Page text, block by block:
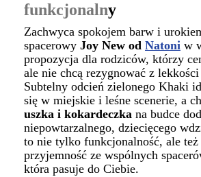
funkcjonalny
Zachwyca spokojem barw i
spacerowy Joy New od Natoni w
propozycja dla rodziców, którzy
ale nie chcą rezygnować z
Subtelny odcień zielonego Khaki
się w miejskie i leśne scenerie, a
uszka i kokardeczka na budce
niepowtarzalnego, dziecięcego
to nie tylko funkcjonalność, ale też
przyjemność ze wspólnych
która pasuje do Ciebie.